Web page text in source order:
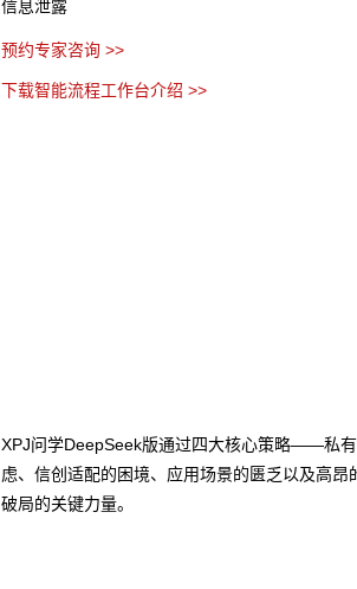
信息泄露
预约专家咨询 >>
下载智能流程工作台介绍 >>
XPJ问学DeepSeek版通过四大核心策略——私
虑、信创适配的困境、应用场景的匮乏以及高
破局的关键力量。